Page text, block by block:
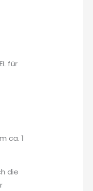
für
ca. 1
die